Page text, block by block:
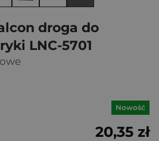
droga do
LNC-5701
Nowość
20,35 zł